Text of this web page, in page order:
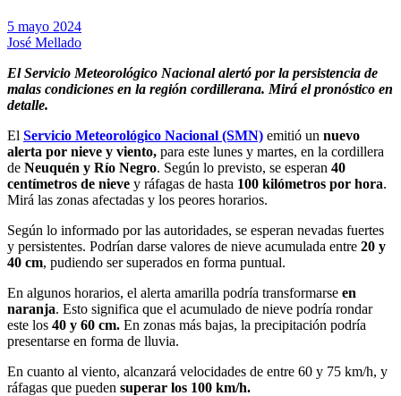
5 mayo 2024
José Mellado
El Servicio Meteorológico Nacional alertó por la persistencia de
malas condiciones en la región cordillerana. Mirá el pronóstico en
detalle.
El Servicio Meteorológico Nacional (SMN) emitió un nuevo
alerta por nieve y viento, para este lunes y martes, en la cordillera
de Neuquén y Río Negro. Según lo previsto, se esperan 40
centímetros de nieve y ráfagas de hasta 100 kilómetros por hora.
Mirá las zonas afectadas y los peores horarios.
Según lo informado por las autoridades, se esperan nevadas fuertes
y persistentes. Podrían darse valores de nieve acumulada entre 20 y
40 cm, pudiendo ser superados en forma puntual.
En algunos horarios, el alerta amarilla podría transformarse en
naranja. Esto significa que el acumulado de nieve podría rondar
este los 40 y 60 cm. En zonas más bajas, la precipitación podría
presentarse en forma de lluvia.
En cuanto al viento, alcanzará velocidades de entre 60 y 75 km/h, y
ráfagas que pueden superar los 100 km/h.